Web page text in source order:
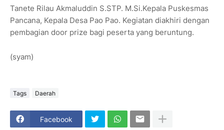
Tanete Rilau Akmaluddin S.STP. M.Si.Kepala Puskesmas
Pancana, Kepala Desa Pao Pao. Kegiatan diakhiri dengan
pembagian door prize bagi peserta yang beruntung.
(syam)
Tags Daerah
Facebook